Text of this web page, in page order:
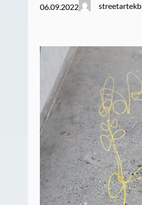
06.09.2022 streetartekb